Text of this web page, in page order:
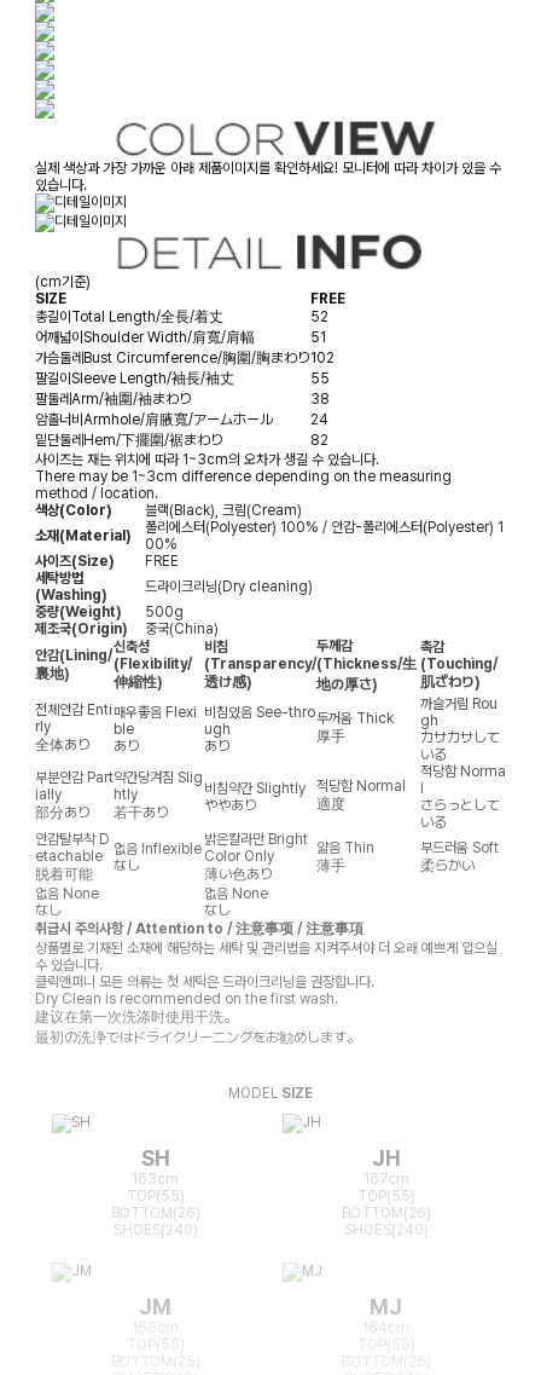
실제 색상과 가장 가까운 아래 제품이미지를 확인하세요! 모니터에 따라 차이가 있을 수
있습니다.
(cm기준)
SIZE
FREE
총길이Total Length/全長/着丈
52
어깨넓이Shoulder Width/肩寬/肩幅
51
가슴둘레Bust Circumference/胸圍/胸まわり102
팔길이Sleeve Length/袖長/袖丈
55
팔둘레Arm/袖圍/袖まわり
38
암홀너비Armhole/肩腋寬/アームホール
24
밑단둘레Hem/下擺圍/裾まわり
82
사이즈는 재는 위치에 따라 1~3cm의 오차가 생길 수 있습니다.
There may be 1~3cm difference depending on the measuring
method / location.
색상(Color)
블랙(Black), 크림(Cream)
소재(Material)
폴리에스터(Polyester) 100% / 안감-폴리에스터(Polyester) 1
00%
사이즈(Size)
FREE
세탁방법
(Washing)
드라이크리닝(Dry cleaning)
중량(Weight)
500g
제조국(Origin)
중국(China)
안감(Lining/
裏地)
신축성
(Flexibility/
伸縮性)
비침
(Transparency/
透け感)
두께감
(Thickness/生
地の厚さ)
촉감
(Touching/
肌ざわり)
전체안감 Enti
rly
全体あり
매우좋음 Flexi
ble
あり
비침있음 See-thro
ugh
あり
두꺼움 Thick
厚手
까슬거림 Rou
gh
カサカサして
いる
부분안감 Part
ially
部分あり
약간당겨짐 Slig
htly
若干あり
비침약간 Slightly
ややあり
적당함 Normal
適度
적당함 Norma
l
さらっとして
いる
안감탈부착 D
etachable
脱着可能
없음 Inflexible
なし
밝은칼라만 Bright
Color Only
薄い色あり
얇음 Thin
薄手
부드러움 Soft
柔らかい
없음 None
なし
없음 None
なし
취급시 주의사항 / Attention to / 注意事项 / 注意事項
상품별로 기재된 소재에 해당하는 세탁 및 관리법을 지켜주셔야 더 오래 예쁘게 입으실
수 있습니다.
클릭앤퍼니 모든 의류는 첫 세탁은 드라이크리닝을 권장합니다.
Dry Clean is recommended on the first wash.
建议在第一次洗涤时使用干洗。
最初の洗浄ではドライクリーニングをお勧めします。
MODEL SIZE
SH
163cm
TOP(55)
BOTTOM(26)
SHOES(240)
JH
167cm
TOP(55)
BOTTOM(26)
SHOES(240)
JM
166cm
TOP(55)
BOTTOM(25)
MJ
164cm
TOP(55)
BOTTOM(26)